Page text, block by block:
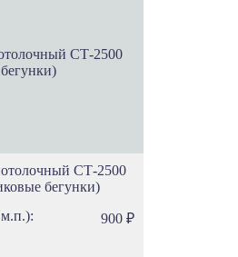
СТ-2500
бегунки)
900 ₽